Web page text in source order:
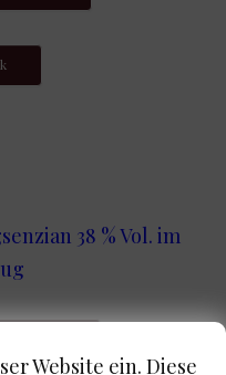
38 % Vol. im
Website ein. Diese